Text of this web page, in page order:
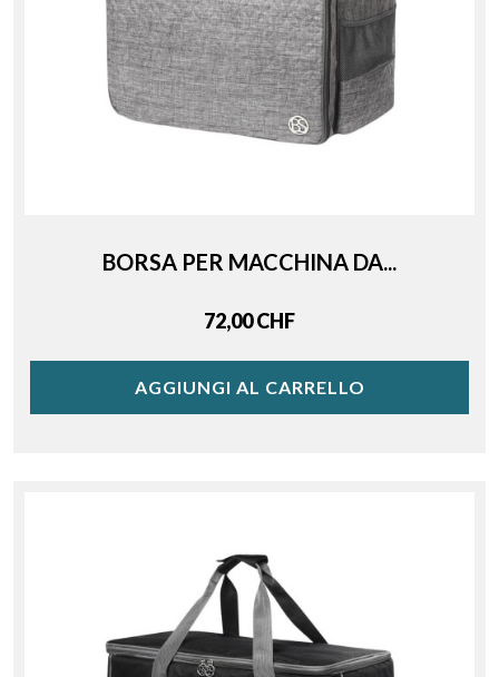
BORSA PER MACCHINA DA...
Price
72,00 CHF
AGGIUNGI AL CARRELLO